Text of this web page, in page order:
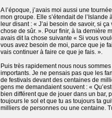
A l’époque, j’avais moi aussi une
mon groupe. Elle s’étendait de l’Islande
leur disant : « J’ai besoin de savoir, si
chose de sûr. ». Pour finir, à la dernière
avais dit la chose suivante « Si vous
vous avez besoin de moi, parce que je
vais continuer à faire ce que je fais. ».
Puis très rapidement nous nous
importants. Je ne pensais pas que les
de festivals devant des centaines de
gens me demandaient souvent : «
bien différent que de jouer dans un bar,
toujours le sol et que tu as toujours ta
milliers de personnes ou une centaine.